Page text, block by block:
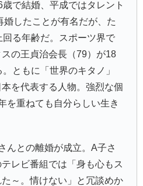
で結婚、平成ではタレント
したことが有名だが、た
る年齢だ。スポーツ界で
の王貞治会長（79）が18
ともに「世界のキタノ」
本を代表する人物。強烈な個
を重ねても自分らしい生き
んとの離婚が成立。A子さ
レビ番組では「身も心もス
～。情けない」と冗談めか